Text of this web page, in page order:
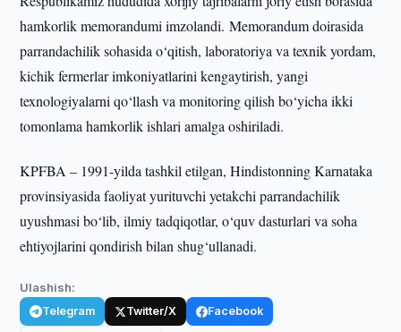
hamkorlik memorandumi imzolandi. Memorandum doirasida
parrandachilik sohasida o‘qitish, laboratoriya va texnik yordam,
kichik fermerlar imkoniyatlarini kengaytirish, yangi
texnologiyalarni qo‘llash va monitoring qilish bo‘yicha ikki
tomonlama hamkorlik ishlari amalga oshiriladi.
KPFBA – 1991-yilda tashkil etilgan, Hindistonning Karnataka
provinsiyasida faoliyat yurituvchi yetakchi parrandachilik
uyushmasi bo‘lib, ilmiy tadqiqotlar, o‘quv dasturlari va soha
ehtiyojlarini qondirish bilan shug‘ullanadi.
Ulashish:
Telegram Twitter/X Facebook